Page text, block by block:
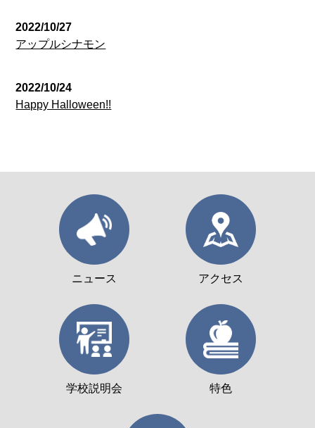
2022/10/27
アップルシナモン
2022/10/24
Happy Halloween!!
ニュース アクセス
学校説明会 特色